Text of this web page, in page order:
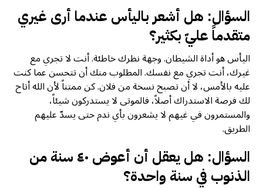
السؤال: هل أشعر باليأس عندما أرى غيري
متقدماً عليّ بكثير؟
اليأس هو أداة الشيطان. وجهة نظرك خاطئة. أنت لا تجري مع
غيرك، أنت تجري مع نفسك. المطلوب منك أن تتحسن عما كنت
عليه بالأمس، لا أن تصبح نسخة من فلان. كن ممتناً لأن الله أتاح
لك فرصة الاستدراك أصلاً، فالموتى لا يستدركون شيئاً،
والمستمرون في غيهم لا يشعرون بأي ندم حتى يسدّ عليهم
الطريق.
السؤال: هل يعقل أن أعوض ٤٠ سنة من
الذنوب في سنة واحدة؟